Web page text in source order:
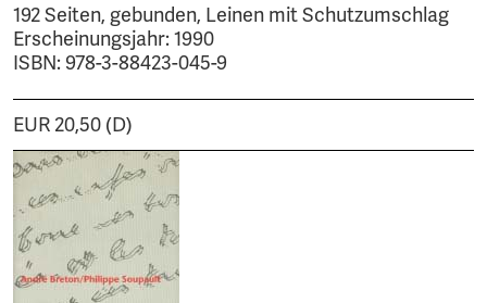
192 Seiten, gebunden, Leinen mit Schutzumschlag
Erscheinungsjahr: 1990
ISBN: 978-3-88423-045-9
EUR 20,50 (D)